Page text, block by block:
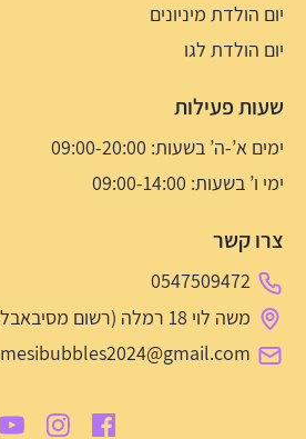
יום הולדת מיניונים
יום הולדת לגו
שעות פעילות
ימים א’-ה’ בשעות: 09:00-20:00
ימי ו’ בשעות: 09:00-14:00
צרו קשר
0547509472
משה לוי 18 רמלה (רשום מסיבאבלס על השלט בחנות)
mesibubbles2024@gmail.com